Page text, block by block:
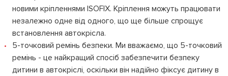
новими кріпленнями ISOFIX. Кріплення можуть працювати
незалежно одне від одного, що ще більше спрощує
встановлення автокрісла.
5-точковий ремінь безпеки. Ми вважаємо, що 5-точковий
ремінь - це найкращий спосіб забезпечити безпеку
дитини в автокріслі, оскільки він надійно фіксує дитину в